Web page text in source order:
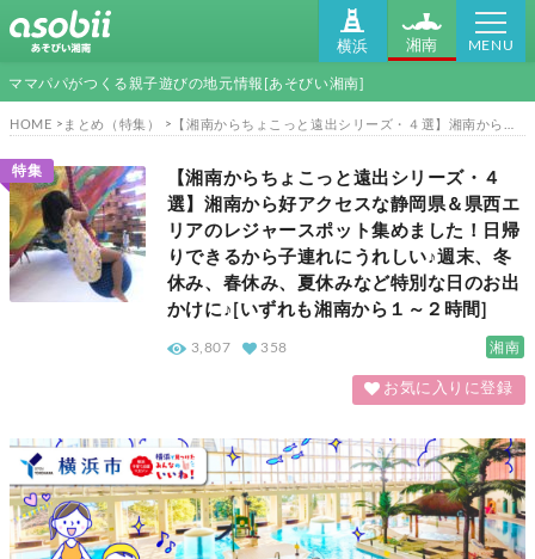
横浜 湘南 MENU
ママパパがつくる親子遊びの地元情報[あそびい湘南]
HOME まとめ（特集） 【湘南からちょこっと遠出シリーズ・４選】湘南から好アクセスな静岡県＆県西エリアのレジャースポット集めました！日帰りできるから子連れにうれしい♪週末、冬休み、春休み、夏休みなど特別な日のお出かけに♪[いずれも湘南から１～２時間]
特集
【湘南からちょこっと遠出シリーズ・４
選】湘南から好アクセスな静岡県＆県西エ
リアのレジャースポット集めました！日帰
りできるから子連れにうれしい♪週末、冬
休み、春休み、夏休みなど特別な日のお出
かけに♪[いずれも湘南から１～２時間]
湘南
3,807 358
お気に入りに登録